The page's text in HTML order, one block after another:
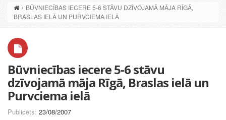
/ BŪVNIECĪBAS IECERE 5-6 STĀVU DZĪVOJAMĀ MĀJA RĪGĀ,
BRASLAS IELĀ UN PURVCIEMA IELĀ
Būvniecības iecere 5-6 stāvu
dzīvojamā māja Rīgā, Braslas ielā un
Purvciema ielā
Publicēts: 23/08/2007